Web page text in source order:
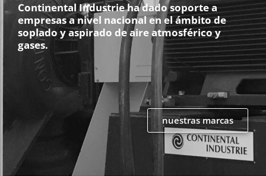
Continental Industrie ha dado soporte a
empresas a nivel nacional en el ámbito de
soplado y aspirado de aire atmosférico y
gases.
nuestras marcas